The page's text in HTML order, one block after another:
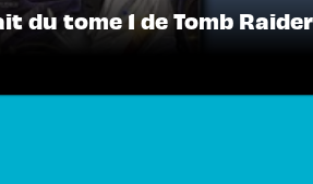
du tome 1 de Tomb Raider